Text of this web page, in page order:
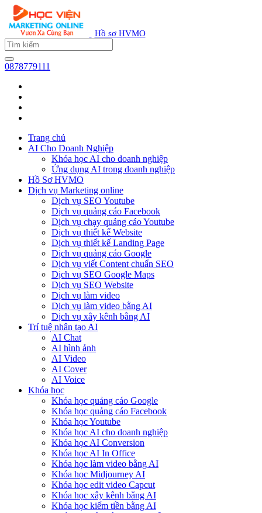
Hồ sơ HVMO
0878779111
Trang chủ
AI Cho Doanh Nghiệp
Khóa học AI cho doanh nghiệp
Ứng dụng AI trong doanh nghiệp
Hồ Sơ HVMO
Dịch vụ Marketing online
Dịch vụ SEO Youtube
Dịch vụ quảng cáo Facebook
Dịch vụ chạy quảng cáo Youtube
Dịch vụ thiết kế Website
Dịch vụ thiết kế Landing Page
Dịch vụ quảng cáo Google
Dịch vụ viết Content chuẩn SEO
Dịch vụ SEO Google Maps
Dịch vụ SEO Website
Dịch vụ làm video
Dịch vụ làm video bằng AI
Dịch vụ xây kênh bằng AI
Trí tuệ nhân tạo AI
AI Chat
AI hình ảnh
AI Video
AI Cover
AI Voice
Khóa học
Khóa học quảng cáo Google
Khóa học quảng cáo Facebook
Khóa học Youtube
Khóa học AI cho doanh nghiệp
Khóa học AI Conversion
Khóa học AI In Office
Khóa học làm video bằng AI
Khóa học Midjourney AI
Khóa học edit video Capcut
Khóa học xây kênh bằng AI
Khóa học kiếm tiền bằng AI